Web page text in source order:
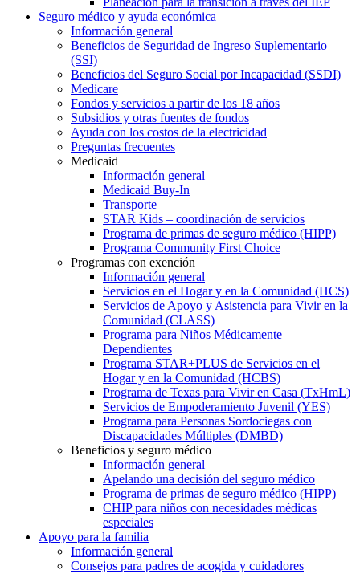
Seguro médico y ayuda económica
Información general
Beneficios de Seguridad de Ingreso Suplementario
(SSI)
Beneficios del Seguro Social por Incapacidad (SSDI)
Medicare
Fondos y servicios a partir de los 18 años
Subsidios y otras fuentes de fondos
Ayuda con los costos de la electricidad
Preguntas frecuentes
Medicaid
Información general
Medicaid Buy-In
Transporte
STAR Kids – coordinación de servicios
Programa de primas de seguro médico (HIPP)
Programa Community First Choice
Programas con exención
Información general
Servicios en el Hogar y en la Comunidad (HCS)
Servicios de Apoyo y Asistencia para Vivir en la
Comunidad (CLASS)
Programa para Niños Médicamente
Dependientes
Programa STAR+PLUS de Servicios en el
Hogar y en la Comunidad (HCBS)
Programa de Texas para Vivir en Casa (TxHmL)
Servicios de Empoderamiento Juvenil (YES)
Programa para Personas Sordociegas con
Discapacidades Múltiples (DMBD)
Beneficios y seguro médico
Información general
Apelando una decisión del seguro médico
Programa de primas de seguro médico (HIPP)
CHIP para niños con necesidades médicas
especiales
Apoyo para la familia
Información general
Consejos para padres de acogida y cuidadores